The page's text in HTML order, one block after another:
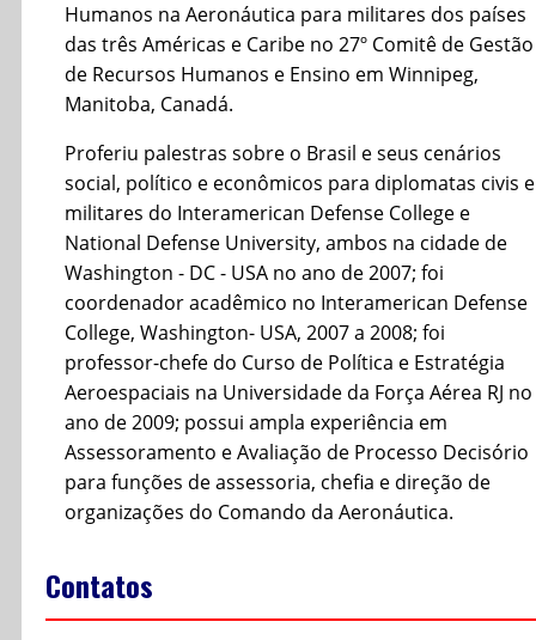
Humanos na Aeronáutica para militares dos países
das três Américas e Caribe no 27º Comitê de Gestão
de Recursos Humanos e Ensino em Winnipeg,
Manitoba, Canadá.
Proferiu palestras sobre o Brasil e seus cenários
social, político e econômicos para diplomatas civis e
militares do Interamerican Defense College e
National Defense University, ambos na cidade de
Washington - DC - USA no ano de 2007; foi
coordenador acadêmico no Interamerican Defense
College, Washington- USA, 2007 a 2008; foi
professor-chefe do Curso de Política e Estratégia
Aeroespaciais na Universidade da Força Aérea RJ no
ano de 2009; possui ampla experiência em
Assessoramento e Avaliação de Processo Decisório
para funções de assessoria, chefia e direção de
organizações do Comando da Aeronáutica.
Contatos